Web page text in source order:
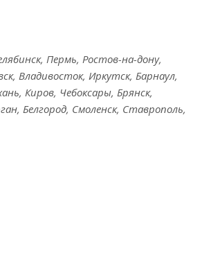
Пермь, Ростов-на-дону,
Владивосток, Иркутск, Барнаул,
Киров, Чебоксары, Брянск,
Белгород, Смоленск, Ставрополь,